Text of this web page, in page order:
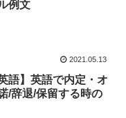
例文
2021.05.13
語】英語で内定・オ
/辞退/保留する時の